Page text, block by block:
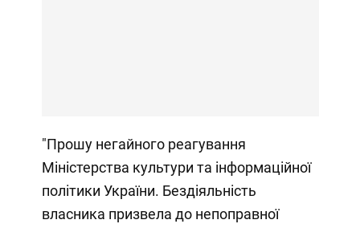
"Прошу негайного реагування
Міністерства культури та інформаційної
політики України. Бездіяльність
власника призвела до непоправної